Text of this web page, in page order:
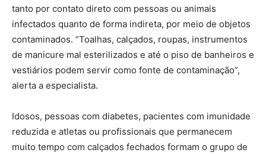
tanto por contato direto com pessoas ou animais
infectados quanto de forma indireta, por meio de objetos
contaminados. “Toalhas, calçados, roupas, instrumentos
de manicure mal esterilizados e até o piso de banheiros e
vestiários podem servir como fonte de contaminação”,
alerta a especialista.
Idosos, pessoas com diabetes, pacientes com imunidade
reduzida e atletas ou profissionais que permanecem
muito tempo com calçados fechados formam o grupo de